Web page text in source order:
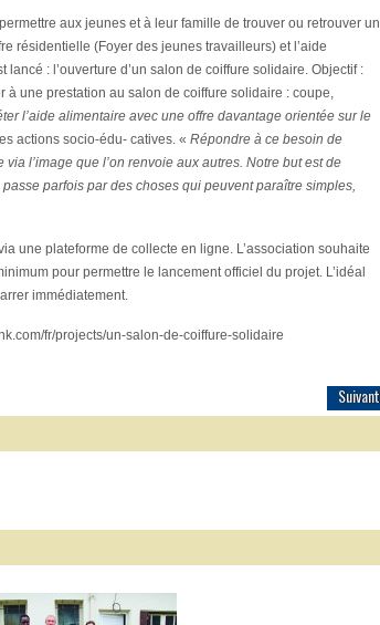
aux jeunes et à leur famille de trouver ou retrouver
résidentielle (Foyer des jeunes travailleurs) et l’aide
: l’ouverture d’un salon de coiffure solidaire. Objectif :
une prestation au salon de coiffure solidaire : coupe,
l’aide alimentaire avec une offre davantage orientée sur le
actions socio-édu- catives. « Répondre à ce besoin de
l’image que l’on renvoie aux autres. Notre but est de
parfois par des choses qui peuvent paraître simples,
une plateforme de collecte en ligne. L’association souhaite
pour permettre le lancement officiel du projet. L’idéal
immédiatement.
fr/projects/un-salon-de-coiffure-solidaire